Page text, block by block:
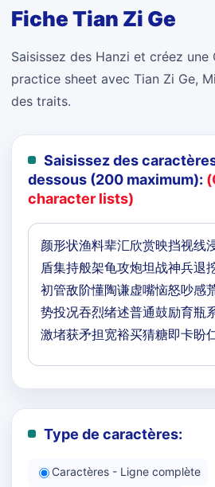
Fiche Tian Zi Ge
Saisissez des Hanzi et créez une
practice sheet avec Tian Zi Ge,
des traits.
Saisissez des
dessous (200 maximum):
character lists)
Type de caractères:
Caractères - Ligne complète